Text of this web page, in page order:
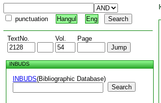
punctuation Hangul Eng
TextNo. Vol. Page
INBUDS
INBUDS(Bibliographic Database)
Search